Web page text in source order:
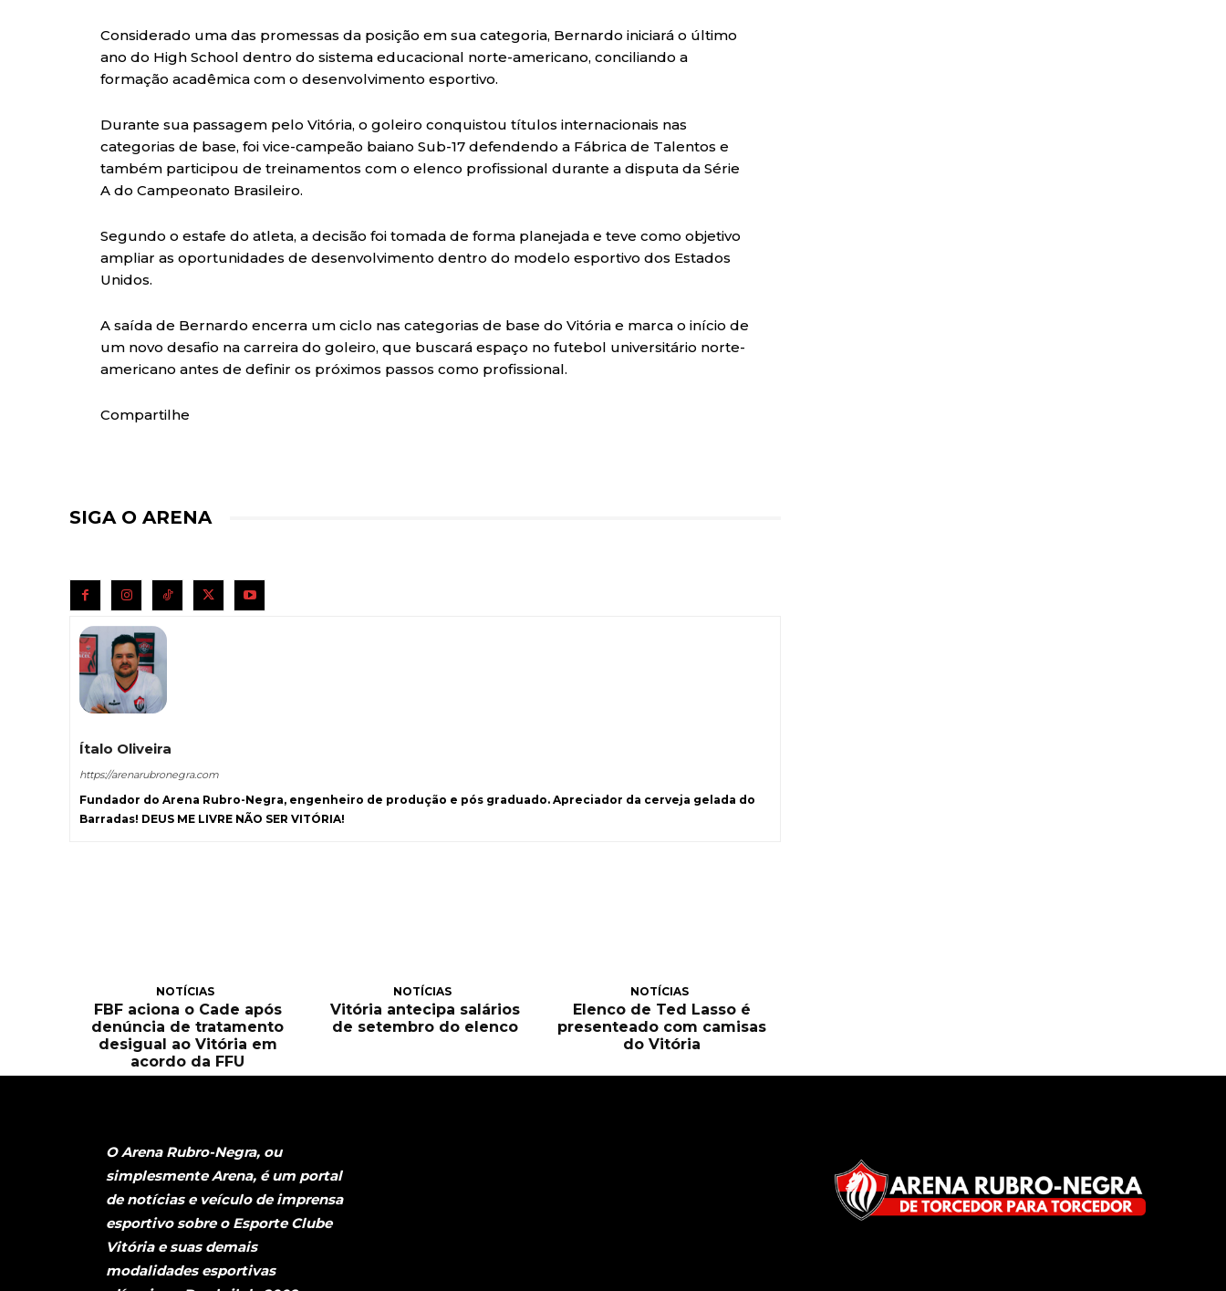
Considerado uma das promessas da posição em sua categoria, Bernardo iniciará o último
ano do High School dentro do sistema educacional norte-americano, conciliando a
formação acadêmica com o desenvolvimento esportivo.
Durante sua passagem pelo Vitória, o goleiro conquistou títulos internacionais nas
categorias de base, foi vice-campeão baiano Sub-17 defendendo a Fábrica de Talentos e
também participou de treinamentos com o elenco profissional durante a disputa da Série
A do Campeonato Brasileiro.
Segundo o estafe do atleta, a decisão foi tomada de forma planejada e teve como objetivo
ampliar as oportunidades de desenvolvimento dentro do modelo esportivo dos Estados
Unidos.
A saída de Bernardo encerra um ciclo nas categorias de base do Vitória e marca o início de
um novo desafio na carreira do goleiro, que buscará espaço no futebol universitário norte-
americano antes de definir os próximos passos como profissional.
Compartilhe
SIGA O ARENA
Ítalo Oliveira
https://arenarubronegra.com
Fundador do Arena Rubro-Negra, engenheiro de produção e pós graduado. Apreciador da cerveja gelada do
Barradas! DEUS ME LIVRE NÃO SER VITÓRIA!
NOTÍCIAS
FBF aciona o Cade após
denúncia de tratamento
desigual ao Vitória em
acordo da FFU
NOTÍCIAS
Vitória antecipa salários
de setembro do elenco
NOTÍCIAS
Elenco de Ted Lasso é
presenteado com camisas
do Vitória
O Arena Rubro-Negra, ou
simplesmente Arena, é um portal
de notícias e veículo de imprensa
esportivo sobre o Esporte Clube
Vitória e suas demais
modalidades esportivas